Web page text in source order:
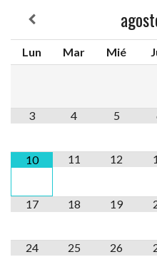
Lun Mar Mié
3 4 5
10 11 12
17 18 19
24 25 26